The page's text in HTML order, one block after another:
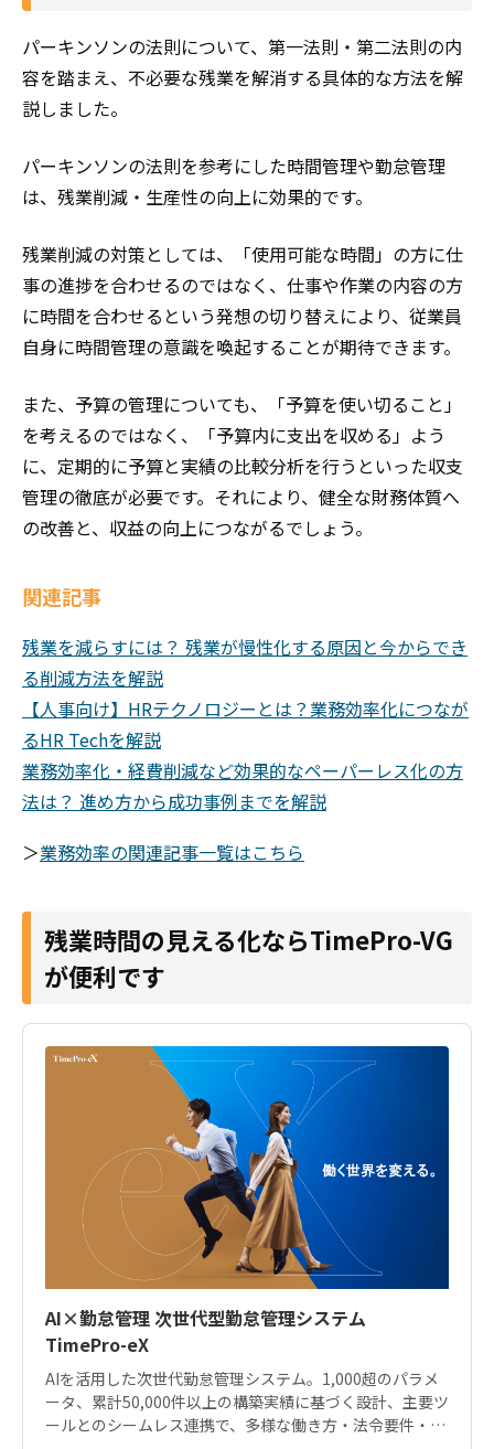
パーキンソンの法則について、第一法則・第二法則の内
容を踏まえ、不必要な残業を解消する具体的な方法を解
説しました。
パーキンソンの法則を参考にした時間管理や勤怠管理
は、残業削減・生産性の向上に効果的です。
残業削減の対策としては、「使用可能な時間」の方に仕
事の進捗を合わせるのではなく、仕事や作業の内容の方
に時間を合わせるという発想の切り替えにより、従業員
自身に時間管理の意識を喚起することが期待できます。
また、予算の管理についても、「予算を使い切ること」
を考えるのではなく、「予算内に支出を収める」よう
に、定期的に予算と実績の比較分析を行うといった収支
管理の徹底が必要です。それにより、健全な財務体質へ
の改善と、収益の向上につながるでしょう。
関連記事
残業を減らすには？ 残業が慢性化する原因と今からでき
る削減方法を解説
【人事向け】HRテクノロジーとは？業務効率化につなが
るHR Techを解説
業務効率化・経費削減など効果的なペーパーレス化の方
法は？ 進め方から成功事例までを解説
＞業務効率の関連記事一覧はこちら
残業時間の見える化ならTimePro-VG
が便利です
AI×勤怠管理 次世代型勤怠管理システム
TimePro-eX
AIを活用した次世代勤怠管理システム。1,000超のパラメ
ータ、累計50,000件以上の構築実績に基づく設計、主要ツ
ールとのシームレス連携で、多様な働き方・法令要件・デ